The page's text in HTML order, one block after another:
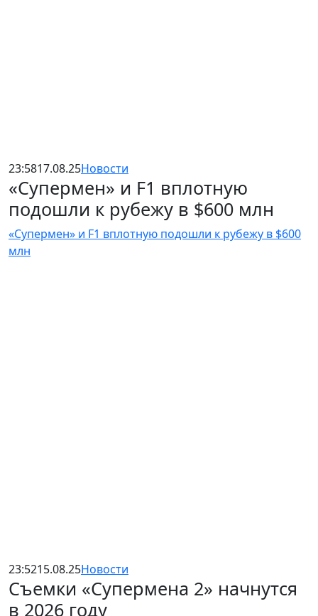
23:5817.08.25Новости
«Супермен» и F1 вплотную
подошли к рубежу в $600 млн
«Супермен» и F1 вплотную подошли к рубежу в $600
млн
23:5215.08.25Новости
Съемки «Супермена 2» начнутся
в 2026 году